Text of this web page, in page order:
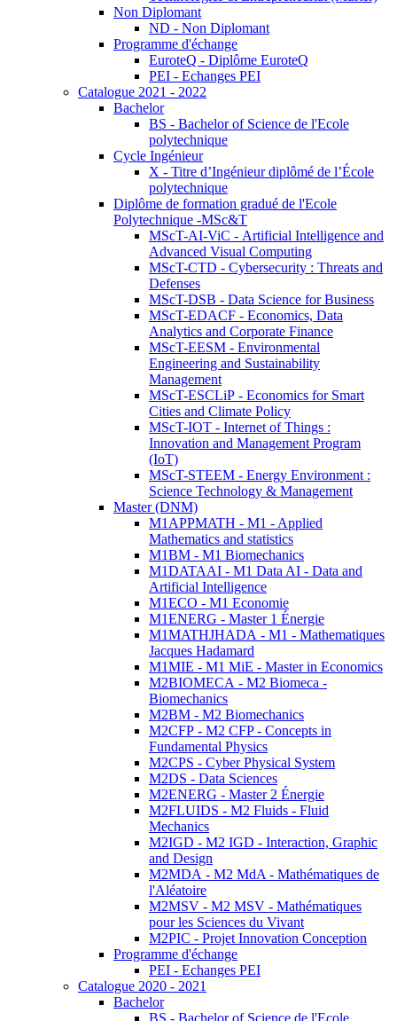
Non Diplomant
ND - Non Diplomant
Programme d'échange
EuroteQ - Diplôme EuroteQ
PEI - Echanges PEI
Catalogue 2021 - 2022
Bachelor
BS - Bachelor of Science de l'Ecole
polytechnique
Cycle Ingénieur
X - Titre d’Ingénieur diplômé de l’École
polytechnique
Diplôme de formation gradué de l'Ecole
Polytechnique -MSc&T
MScT-AI-ViC - Artificial Intelligence and
Advanced Visual Computing
MScT-CTD - Cybersecurity : Threats and
Defenses
MScT-DSB - Data Science for Business
MScT-EDACF - Economics, Data
Analytics and Corporate Finance
MScT-EESM - Environmental
Engineering and Sustainability
Management
MScT-ESCLiP - Economics for Smart
Cities and Climate Policy
MScT-IOT - Internet of Things :
Innovation and Management Program
(IoT)
MScT-STEEM - Energy Environment :
Science Technology & Management
Master (DNM)
M1APPMATH - M1 - Applied
Mathematics and statistics
M1BM - M1 Biomechanics
M1DATAAI - M1 Data AI - Data and
Artificial Intelligence
M1ECO - M1 Economie
M1ENERG - Master 1 Énergie
M1MATHJHADA - M1 - Mathematiques
Jacques Hadamard
M1MIE - M1 MiE - Master in Economics
M2BIOMECA - M2 Biomeca -
Biomechanics
M2BM - M2 Biomechanics
M2CFP - M2 CFP - Concepts in
Fundamental Physics
M2CPS - Cyber Physical System
M2DS - Data Sciences
M2ENERG - Master 2 Énergie
M2FLUIDS - M2 Fluids - Fluid
Mechanics
M2IGD - M2 IGD - Interaction, Graphic
and Design
M2MDA - M2 MdA - Mathématiques de
l'Aléatoire
M2MSV - M2 MSV - Mathématiques
pour les Sciences du Vivant
M2PIC - Projet Innovation Conception
Programme d'échange
PEI - Echanges PEI
Catalogue 2020 - 2021
Bachelor
BS - Bachelor of Science de l'Ecole